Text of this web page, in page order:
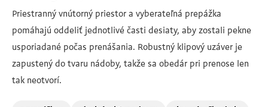
Priestranný vnútorný priestor a vyberateľná prepážka
pomáhajú oddeliť jednotlivé časti desiaty, aby zostali pekne
usporiadané počas prenášania. Robustný klipový uzáver je
zapustený do tvaru nádoby, takže sa obedár pri prenose len
tak neotvorí.